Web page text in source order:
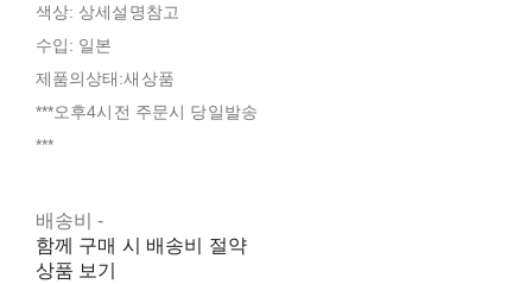
색상: 상세설명참고
수입: 일본
제품의상태:새상품
***오후4시전 주문시 당일발송
***
배송비-
함께 구매 시 배송비 절약
상품 보기